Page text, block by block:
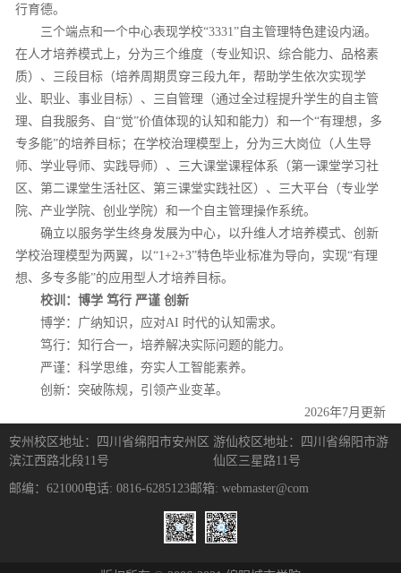
行育德。
三个端点和一个中心表现学校“3331”自主管理特色建设内涵。
在人才培养模式上，分为三个维度（专业知识、综合能力、品格素
质）、三段目标（培养周期贯穿三段九年，帮助学生依次实现学
业、职业、事业目标）、三自管理（通过全过程提升学生的自主管
理、自我服务、自“觉”价值体现的认知和能力）和一个“有理想，多
专多能”的培养目标；在学校治理模型上，分为三大岗位（人生导
师、学业导师、实践导师）、三大课堂课程体系（第一课堂学习社
区、第二课堂生活社区、第三课堂实践社区）、三大平台（专业学
院、产业学院、创业学院）和一个自主管理操作系统。
确立以服务学生终身发展为中心，以升维人才培养模式、创新
学校治理模型为两翼，以“1+2+3”特色毕业标准为导向，实现“有理
想、多专多能”的应用型人才培养目标。
校训：博学 笃行 严谨 创新
博学：广纳知识，应对AI 时代的认知需求。
笃行：知行合一，培养解决实际问题的能力。
严谨：科学思维，夯实人工智能素养。
创新：突破陈规，引领产业变革。
2026年7月更新
安州校区地址：四川省绵阳市安州区
滨江西路北段11号
游仙校区地址：四川省绵阳市游
仙区三星路11号
邮编：621000 电话: 0816-6285123邮箱: webmaster@com